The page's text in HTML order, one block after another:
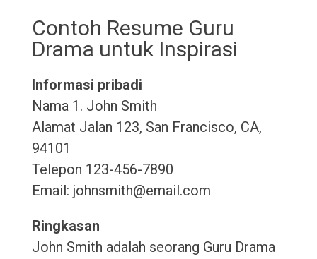
Contoh Resume Guru
Drama untuk Inspirasi
Informasi pribadi
Nama 1. John Smith
Alamat Jalan 123, San Francisco, CA,
94101
Telepon 123-456-7890
Email: johnsmith@email.com
Ringkasan
John Smith adalah seorang Guru Drama